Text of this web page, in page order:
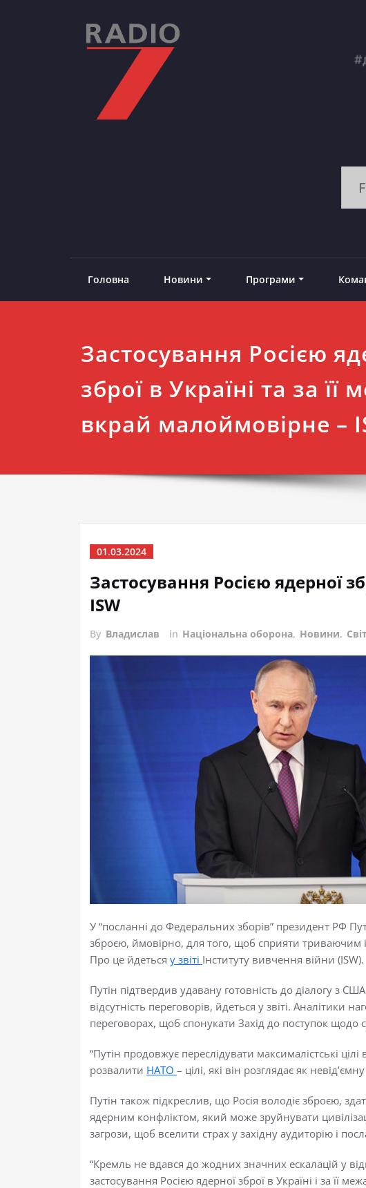
Головна Новини Програми
Застосування Росією
зброї в Україні та за її
вкрай малоймовірне –
01.03.2024
Застосування Росією ядерної
ISW
By Владислав in Національна оборона, Новини,
У “посланні до Федеральних зборів” президент РФ
зброєю, ймовірно, для того, щоб сприяти триваючим
Про це йдеться у звіті Інституту вивчення війни (ISW).
Путін підтвердив удавану готовність до діалогу з
відсутність переговорів, йдеться у звіті.
переговорах, щоб спонукати Захід до поступок щодо
“Путін продовжує переслідувати максималістські
розвалити НАТО – цілі, які він розглядає як
Путін також підкреслив, що Росія володіє зброєю,
ядерним конфліктом, який може зруйнувати
загрози, щоб вселити страх у західну аудиторію і
“Кремль не вдався до жодних значних ескалацій у
застосування Росією ядерної зброї в Україні і за її